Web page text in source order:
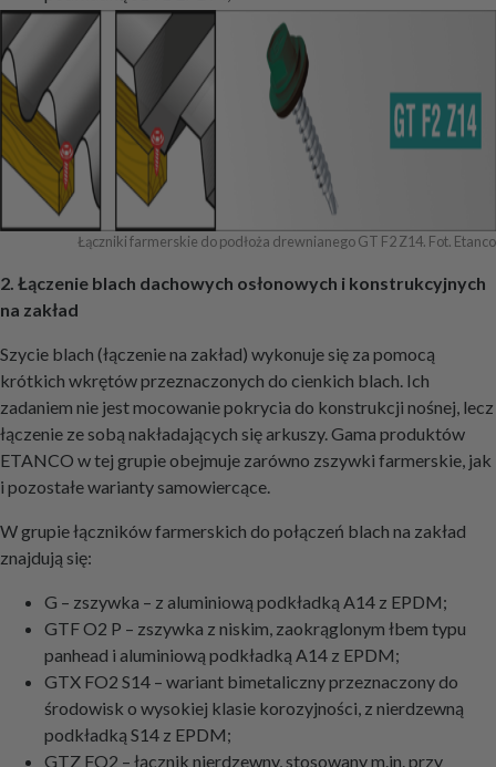
Łączniki farmerskie do podłoża drewnianego GT F2 Z14. Fot. Etanco
2. Łączenie blach dachowych osłonowych i konstrukcyjnych
na zakład
Szycie blach (łączenie na zakład) wykonuje się za pomocą
krótkich wkrętów przeznaczonych do cienkich blach. Ich
zadaniem nie jest mocowanie pokrycia do konstrukcji nośnej, lecz
łączenie ze sobą nakładających się arkuszy. Gama produktów
ETANCO w tej grupie obejmuje zarówno zszywki farmerskie, jak
i pozostałe warianty samowiercące.
W grupie łączników farmerskich do połączeń blach na zakład
znajdują się:
G – zszywka – z aluminiową podkładką A14 z EPDM;
GTF O2 P – zszywka z niskim, zaokrąglonym łbem typu
panhead i aluminiową podkładką A14 z EPDM;
GTX FO2 S14 – wariant bimetaliczny przeznaczony do
środowisk o wysokiej klasie korozyjności, z nierdzewną
podkładką S14 z EPDM;
GTZ FO2 – łącznik nierdzewny, stosowany m.in. przy